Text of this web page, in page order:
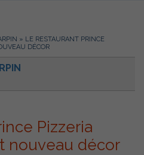
» LE RESTAURANT PRINCE
DÉCOR
Pizzeria
nouveau décor